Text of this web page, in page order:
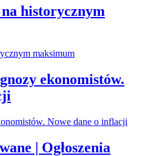
historycznym
ekonomistów.
| Ogłoszenia